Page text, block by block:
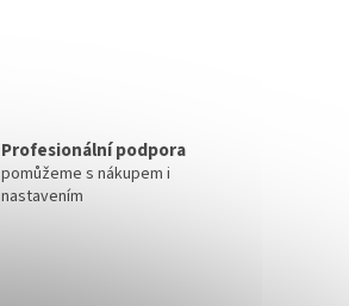
Profesionální podpora
pomůžeme s nákupem i
nastavením